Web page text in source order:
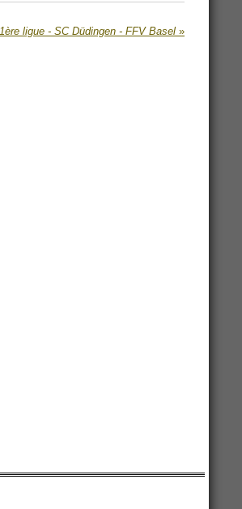
1ère ligue - SC Düdingen - FFV Basel »